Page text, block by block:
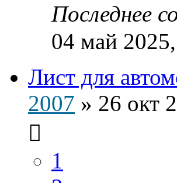
Последнее
04 май
Лист для
2007 » 26 окт
1